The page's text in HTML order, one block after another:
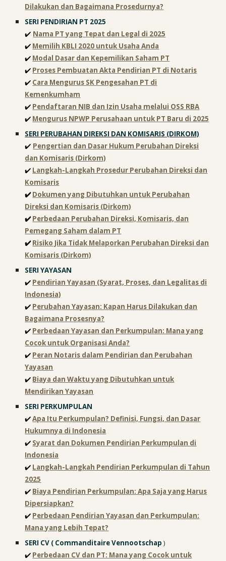
Dilakukan dan Bagaimana Prosedurnya?
SERI PENDIRIAN PT 2025
✔️ Nama PT yang Tepat dan Legal di 2025
✔️ Memilih KBLI 2020 untuk Usaha Anda
✔️ Modal Dasar dan Kepemilikan Saham PT
✔️ Proses Pembuatan Akta Pendirian PT di Notaris
✔️ Cara Mengurus SK Pengesahan PT di
Kemenkumham
✔️ Pendaftaran NIB dan Izin Usaha melalui OSS RBA
✔️ Mengurus NPWP Perusahaan untuk PT Baru di 2025
SERI PERUBAHAN DIREKSI DAN KOMISARIS (DIRKOM)
✔️ Pengertian dan Dasar Hukum Perubahan Direksi
dan Komisaris (Dirkom)
✔️ Langkah-Langkah Prosedur Perubahan Direksi dan
Komisaris
✔️Dokumen yang Dibutuhkan untuk Perubahan
Direksi dan Komisaris (Dirkom)
✔️Perbedaan Perubahan Direksi, Komisaris, dan
Pemegang Saham dalam PT
✔️Risiko Jika Tidak Melaporkan Perubahan Direksi dan
Komisaris (Dirkom)
SERIYAYASAN
✔️ Pendirian Yayasan (Syarat, Proses, dan Legalitas di
Indonesia)
✔️ Perubahan Yayasan: Kapan Harus Dilakukan dan
Bagaimana Prosesnya?
✔️ Perbedaan Yayasan dan Perkumpulan: Mana yang
Cocok untuk Organisasi Anda?
✔️ Peran Notaris dalam Pendirian dan Perubahan
Yayasan
✔️ Biaya dan Waktu yang Dibutuhkan untuk
Mendirikan Yayasan
SERI PERKUMPULAN
✔️Apa Itu Perkumpulan? Definisi, Fungsi, dan Dasar
Hukumnya di Indonesia
✔️ Syarat dan Dokumen Pendirian Perkumpulan di
Indonesia
✔️ Langkah-Langkah Pendirian Perkumpulan di Tahun
2025
✔️ Biaya Pendirian Perkumpulan: Apa Saja yang Harus
Dipersiapkan?
✔️ Perbedaan Pendirian Yayasan dan Perkumpulan:
Mana yang Lebih Tepat?
SERI CV ( Commanditaire Vennootschap )
✔️ Perbedaan CV dan PT: Mana yang Cocok untuk